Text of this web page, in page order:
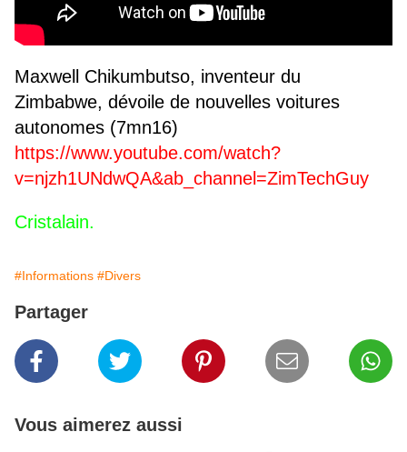
Maxwell Chikumbutso, inventeur du
Zimbabwe, dévoile de nouvelles voitures
autonomes (7mn16)
https://www.youtube.com/watch?
v=njzh1UNdwQA&ab_channel=ZimTechGuy
Cristalain.
#Informations #Divers
Partager
Vous aimerez aussi